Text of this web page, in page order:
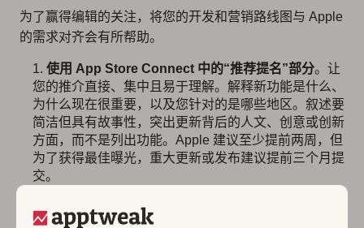
为了赢得编辑的关注，将您的开发和营销路线图与 Apple
的需求对齐会有所帮助。
使用 App Store Connect 中的“推荐提名”部分。让
您的推介直接、集中且易于理解。解释新功能是什么、
为什么现在很重要，以及您针对的是哪些地区。叙述要
简洁但具有故事性，突出更新背后的人文、创意或创新
方面，而不是列出功能。Apple 建议至少提前两周，但
为了获得最佳曝光，重大更新或发布建议提前三个月提
交。
交提名时，您将选择一个“类型”，例如新应用/游戏、更